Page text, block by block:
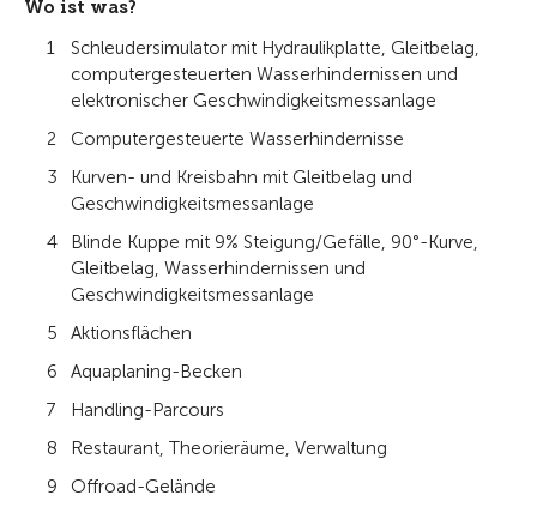
Wo ist was?
Schleudersimulator mit Hydraulikplatte, Gleitbelag,
computergesteuerten Wasserhindernissen und
elektronischer Geschwindigkeitsmessanlage
Computergesteuerte Wasserhindernisse
Kurven- und Kreisbahn mit Gleitbelag und
Geschwindigkeitsmessanlage
Blinde Kuppe mit 9% Steigung/Gefälle, 90°-Kurve,
Gleitbelag, Wasserhindernissen und
Geschwindigkeitsmessanlage
Aktionsflächen
Aquaplaning-Becken
Handling-Parcours
Restaurant, Theorieräume, Verwaltung
Offroad-Gelände